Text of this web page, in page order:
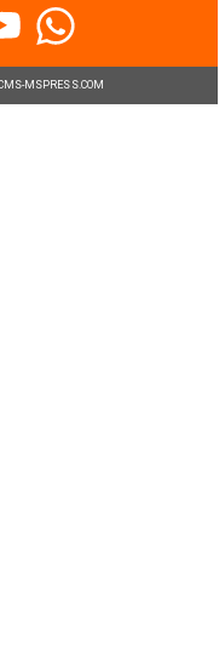
MSPRESS.COM